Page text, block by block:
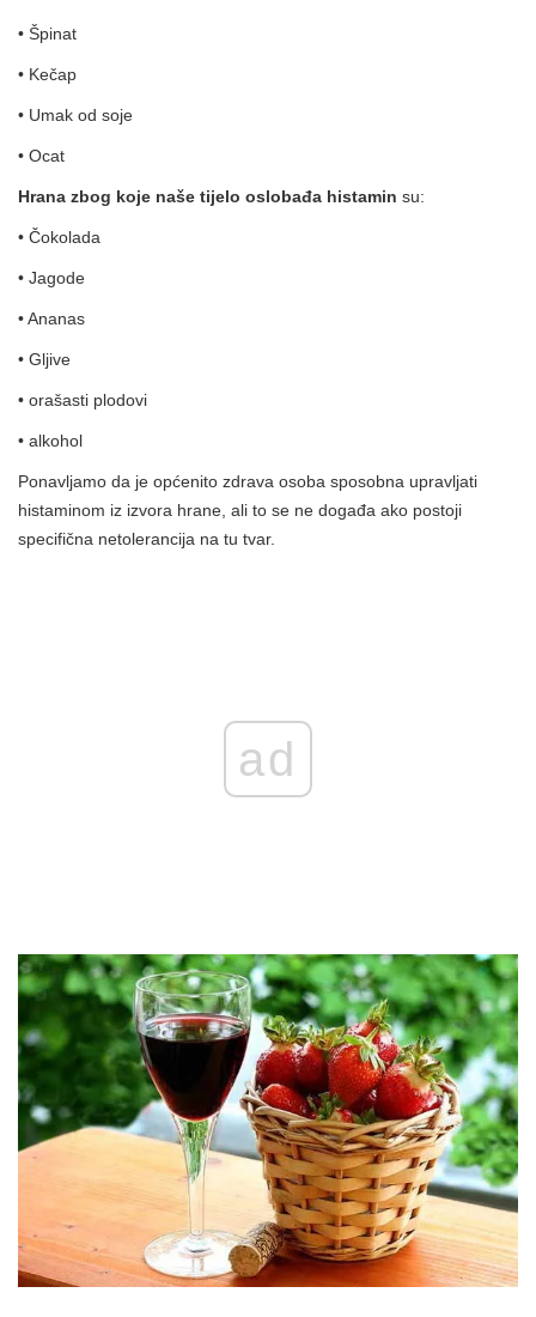
• Špinat
• Kečap
• Umak od soje
• Ocat
Hrana zbog koje naše tijelo oslobađa histamin su:
• Čokolada
• Jagode
• Ananas
• Gljive
• orašasti plodovi
• alkohol
Ponavljamo da je općenito zdrava osoba sposobna upravljati
histaminom iz izvora hrane, ali to se ne događa ako postoji
specifična netolerancija na tu tvar.
ad